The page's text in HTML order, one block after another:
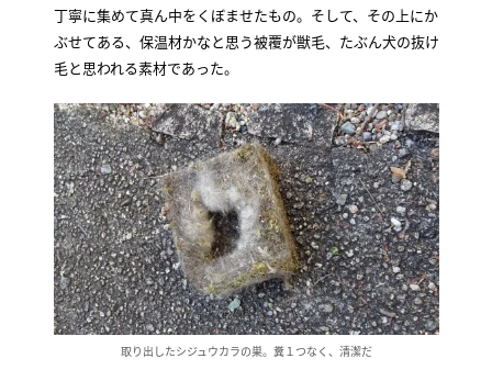
丁寧に集めて真ん中をくぼませたもの。そして、その上にか
ぶせてある、保温材かなと思う被覆が獣毛、たぶん犬の抜け
毛と思われる素材であった。
取り出したシジュウカラの巣。糞１つなく、清潔だ